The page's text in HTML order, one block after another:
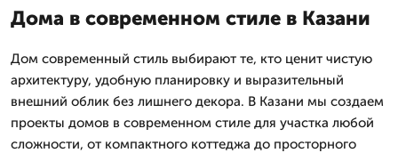
Дома в современном стиле в Казани
Дом современный стиль выбирают те, кто ценит чистую
архитектуру, удобную планировку и выразительный
внешний облик без лишнего декора. В Казани мы создаем
проекты домов в современном стиле для участка любой
сложности, от компактного коттеджа до просторного